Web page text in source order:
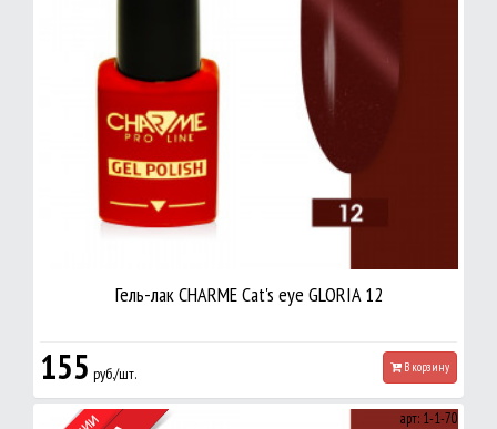
Гель-лак CHARME Cat's eye GLORIA 12
155 руб./шт. В корзину
арт: 1-1-70